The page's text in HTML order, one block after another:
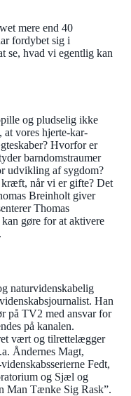
mere end 40
fordybet sig i
se, hvad vi egentlig kan
og pludselig ikke
at vores hjerte-kar-
Hvorfor er
barndomstraumer
udvikling af sygdom?
når vi er gifte? Det
Breinholt giver
Thomas
gøre for at aktivere
naturvidenskabelig
Han
på TV2 med ansvar for
på kanalen.
vært og tilrettelægger
Åndernes Magt,
Fedt,
og Sjæl og
Man Tænke Sig Rask”.